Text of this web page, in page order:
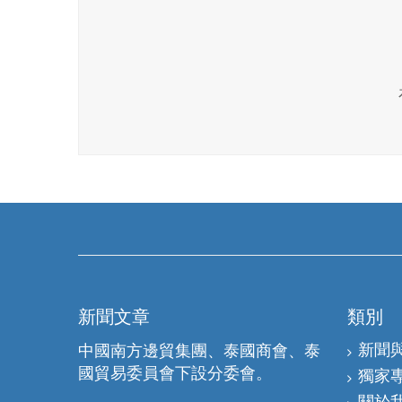
新聞文章
中國南方邊貿集團、泰國商會、泰
國貿易委員會下設分委會。
類別
新聞
獨家